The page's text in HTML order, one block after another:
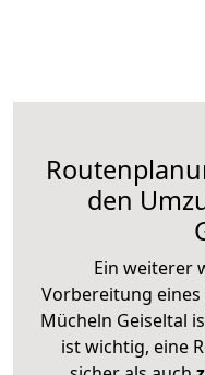
den
Ein weiterer
Vorbereitung
Mücheln Geiseltal
ist wichtig, eine